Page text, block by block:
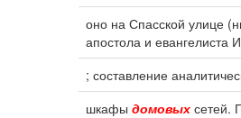
оно на Спасской улице
апостола и евангелиста
; составление
шкафы домовых сетей.